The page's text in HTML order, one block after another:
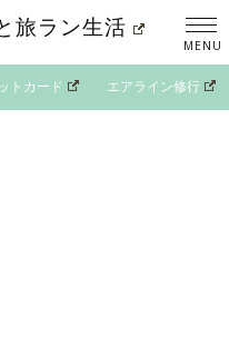
旅ラン生活
トカード エアライン修行